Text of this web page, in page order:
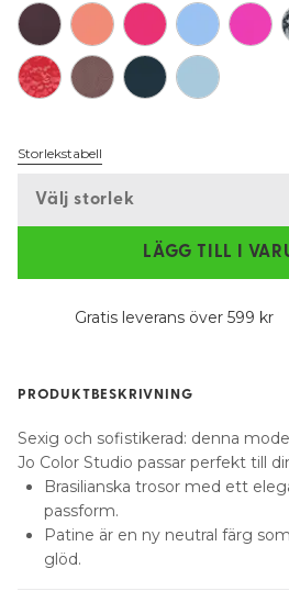
Storlekstabell
Välj storlek
LÄGG TILL I
Gratis leverans över 599 kr
PRODUKTBESKRIVNING
Sexig och sofistikerad: denna
Jo Color Studio passar perfekt till
Brasilianska trosor med ett
passform.
Patine är en ny neutral färg
glöd.